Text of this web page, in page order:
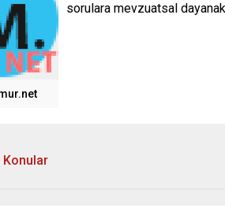
sorulara mevzuatsal
Konular